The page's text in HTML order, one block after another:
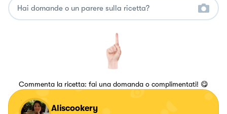
Commenta la ricetta: fai una domanda o complimentati! 😋
Aliscookery